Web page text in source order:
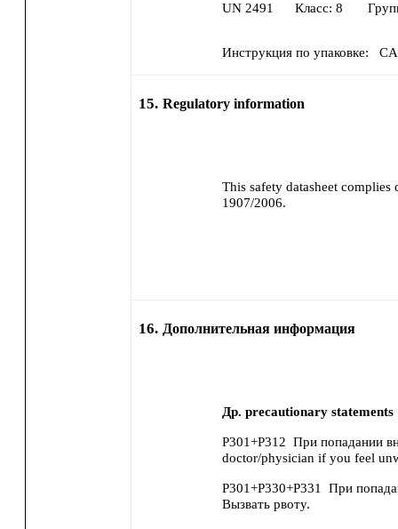
UN 2491 Класс: 8
Инструкция по упаковке:
15. Regulatory information
This safety datasheet
1907/2006.
16. Дополнительная информация
Др. precautionary statements
P301+P312 При попадании
doctor/physician if you feel
P301+P330+P331
При
Вызвать рвоту.